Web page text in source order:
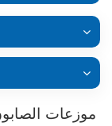
موزعات